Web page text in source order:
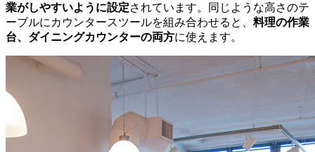
業がしやすいように設定されています。同じような高さのテ
ーブルにカウンタースツールを組み合わせると、 料理の作業
台、ダイニングカウンターの両方に使えます。